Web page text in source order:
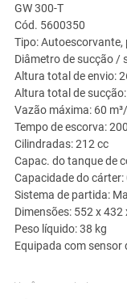
GW 300-T
Cód. 5600350
Tipo: Autoescorvante,
Diâmetro de sucção /
Altura total de envio:
Altura total de
Vazão máxima: 60
Tempo de escorva:
Cilindradas: 212 cc
Capac. do tanque de
Capacidade do cárter:
Sistema de partida:
Dimensões: 552 x 432
Peso líquido: 38 kg
Equipada com sensor
Você assume toda a